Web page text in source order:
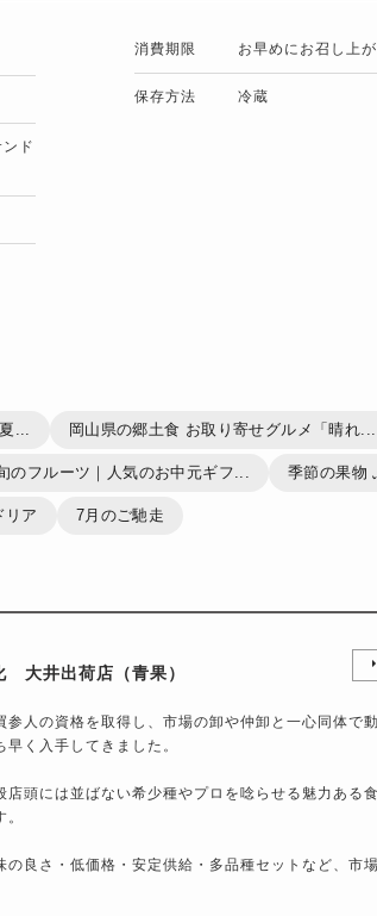
ド
消費期限 お早めにお召し上が
保存方法 冷蔵
... 岡山県の郷土食 お取り寄せグルメ「晴れ...
のフルーツ｜人気のお中元ギフ... 季節の果物
リア 7月のご馳走
大井出荷店（青果）
参人の資格を取得し、市場の卸や仲卸と一心同体で
早く入手してきました。
店頭には並ばない希少種やプロを唸らせる魅力ある
の良さ・低価格・安定供給・多品種セットなど、市